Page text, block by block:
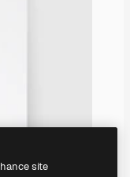
site